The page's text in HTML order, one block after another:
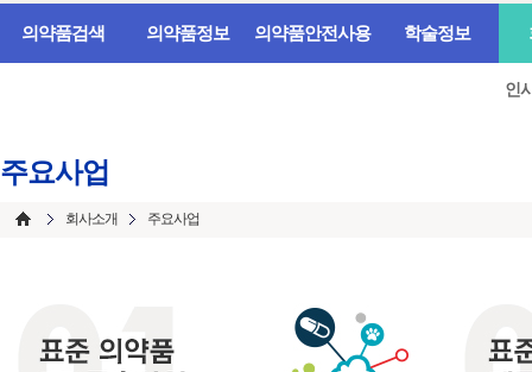
의약품검색 의약품정보 의약품안전사용 학술정보
인
주요사업
회사소개 주요사업